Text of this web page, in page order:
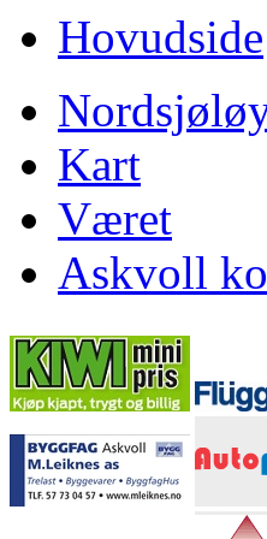
Hovudside
Kart
Været
Askvoll